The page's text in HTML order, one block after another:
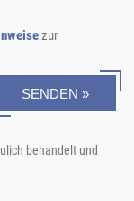
zur
SENDEN »
behandelt und